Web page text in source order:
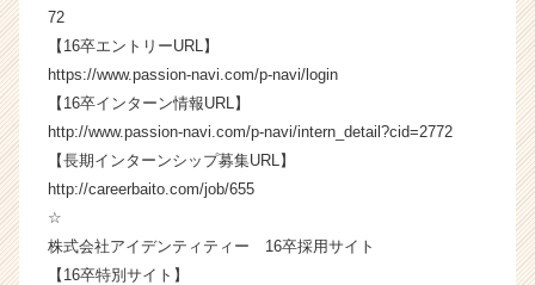
r
e
e
r）
72
【16卒エントリーURL】
https://www.passion-navi.com/p-navi/login
【16卒インターン情報URL】
http://www.passion-navi.com/p-navi/intern_detail?cid=2772
【長期インターンシップ募集URL】
http://careerbaito.com/job/655
☆
株式会社アイデンティティー 16卒採用サイト
【16卒特別サイト】